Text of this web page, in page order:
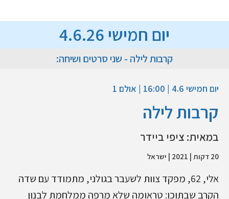
יום חמישי 4.6.26
קרבות לילה - שני סרטים ושיחה:
יום חמישי 4.6 | 16:00 | אולם 1
קרבות לילה
במאית: ציפי ביידר
20 דקות | 2021 | ישראל
אלי, 62, מפקד צוות לשעבר בגולני, מתמודד עם שדה
הקרב שבתוכו: טראומה שלא מרפה ממלחמת לבנון